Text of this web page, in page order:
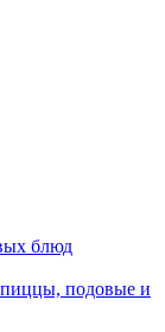
блюд
подовые и